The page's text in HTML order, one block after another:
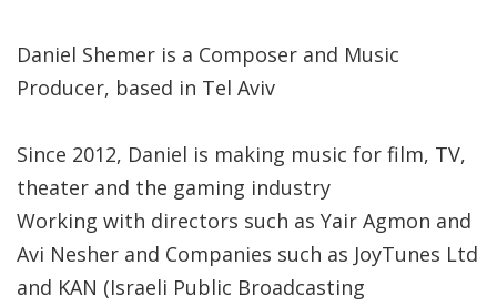
Daniel Shemer is a Composer and Music
Producer, based in Tel Aviv
Since 2012, Daniel is making music for film, TV,
theater and the gaming industry
Working with directors such as Yair Agmon and
Avi Nesher and Companies such as JoyTunes Ltd
and KAN (Israeli Public Broadcasting